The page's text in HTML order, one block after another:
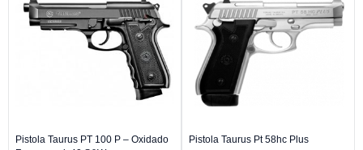
Pistola Taurus PT 100 P – Oxidado
Pistola Taurus Pt 58hc Plus